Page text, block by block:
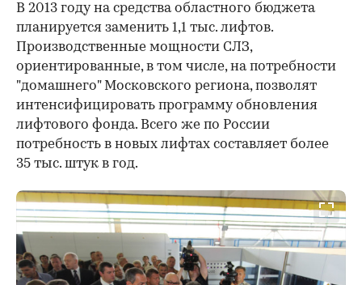
В 2013 году на средства областного бюджета
планируется заменить 1,1 тыс. лифтов.
Производственные мощности СЛЗ,
ориентированные, в том числе, на потребности
"домашнего" Московского региона, позволят
интенсифицировать программу обновления
лифтового фонда. Всего же по России
потребность в новых лифтах составляет более
35 тыс. штук в год.